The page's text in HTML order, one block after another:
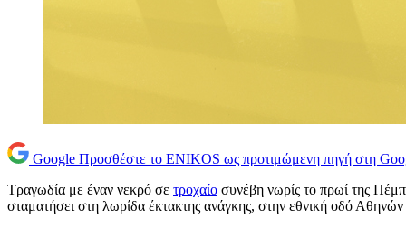
Google Προσθέστε το ENIKOS ως προτιμώμενη πηγή στη
Τραγωδία με έναν νεκρό σε τροχαίο συνέβη νωρίς το πρωί της
σταματήσει στη λωρίδα έκτακτης ανάγκης, στην εθνική οδό